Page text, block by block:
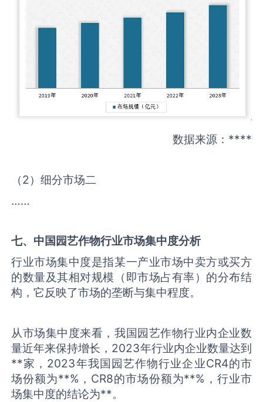
数据来源：****
（2）细分市场二
……
七、中国 园艺作物行业市场集中度分析
行业市场集中度是指某一产业市场中卖方或买方
的数量及其相对规模（即市场占有率）的分布结
构，它反映了市场的垄断与集中程度。
从市场集中度来看，我国园艺作物行业内企业数
量近年来保持增长，2023年行业内企业数量达到
**家，2023年我国园艺作物行业企业CR4的市
场份额为**%，CR8的市场份额为**%，行业市
场集中度的结论为**。